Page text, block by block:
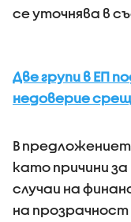
се уточнява в
Две групи в ЕП
недоверие
В
като причини
случаи на
на